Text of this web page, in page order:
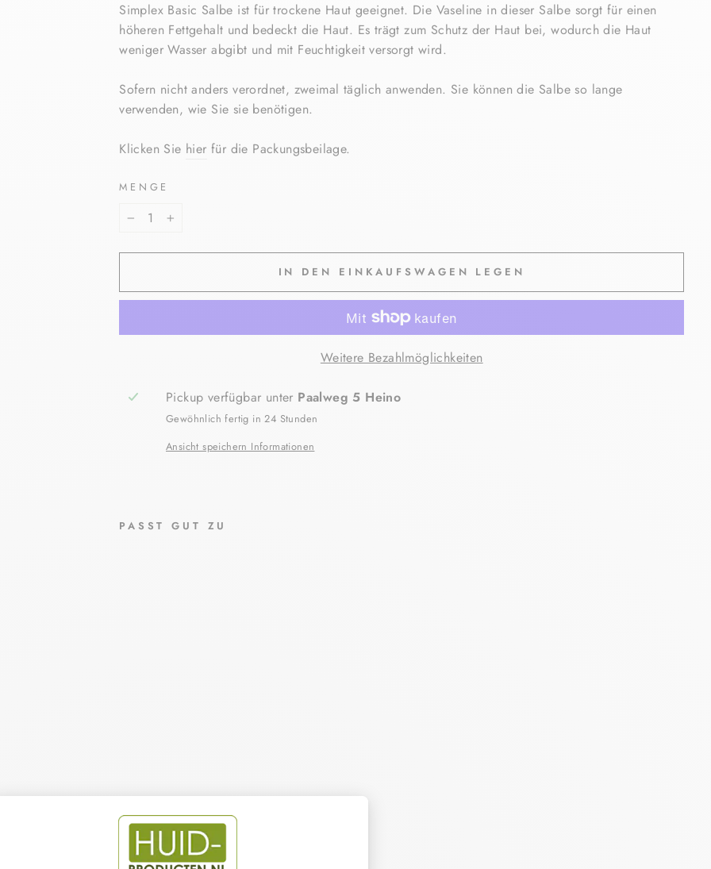
Simplex Basic Salbe ist für trockene Haut geeignet. Die Vaseline in dieser Salbe sorgt für einen
höheren Fettgehalt und bedeckt die Haut. Es trägt zum Schutz der Haut bei, wodurch die Haut
weniger Wasser abgibt und mit Feuchtigkeit versorgt wird.
Sofern nicht anders verordnet, zweimal täglich anwenden. Sie können die Salbe so lange
verwenden, wie Sie sie benötigen.
Klicken Sie hier für die Packungsbeilage.
MENGE
+
IN DEN EINKAUFSWAGEN LEGEN
Weitere Bezahlmöglichkeiten
Pickup verfügbar unter Paalweg 5 Heino
Gewöhnlich fertig in 24 Stunden
Ansicht speichern Informationen
PASST GUT ZU
RT
O
N
FA